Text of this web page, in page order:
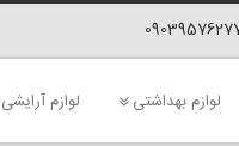
لوازم بهداشتی لوازم آرایشی